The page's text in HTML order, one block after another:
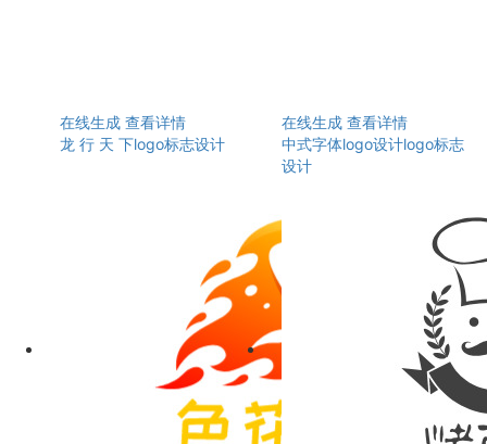
在线生成 查看详情
龙 行 天 下logo标志设计
在线生成 查看详情
中式字体logo设计logo标志
设计